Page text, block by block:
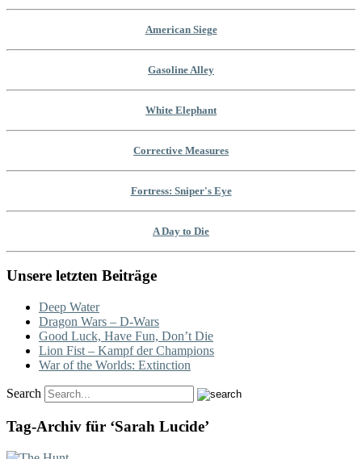
American Siege
Gasoline Alley
White Elephant
Corrective Measures
Fortress: Sniper's Eye
A Day to Die
Unsere letzten Beiträge
Deep Water
Dragon Wars – D-Wars
Good Luck, Have Fun, Don’t Die
Lion Fist – Kampf der Champions
War of the Worlds: Extinction
Search
Tag-Archiv für ‘Sarah Lucide’